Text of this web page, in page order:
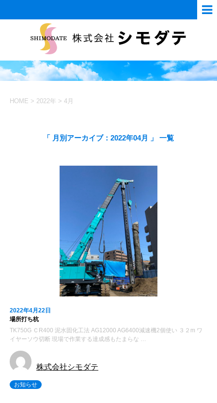
HOME > 2022年 > 4月
「 月別アーカイブ：2022年04月 」 一覧
2022年4月22日
場所打ち杭
TK750G ＣR400 泥水固化工法 AG12000 AG6400減速機2個使い ３２m ワ
イヤーソウ切断 現場で作業する達成感もたまらな …
株式会社シモダテ
お知らせ